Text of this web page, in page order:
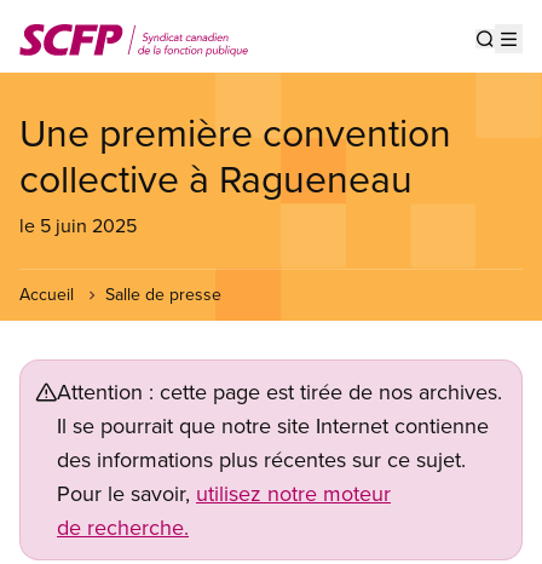
au
contenu
Une première convention
collective à Ragueneau
le 5 juin 2025
Accueil Salle de presse
Attention : cette page est tirée de nos archives.
Il se pourrait que notre site Internet contienne
des informations plus récentes sur ce sujet.
Pour le savoir, utilisez notre moteur
de recherche.